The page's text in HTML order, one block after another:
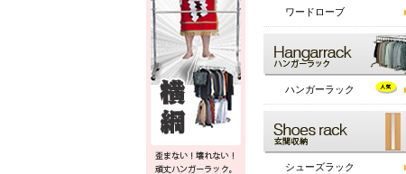
ワードローブ
ハンガーラック
シューズラック